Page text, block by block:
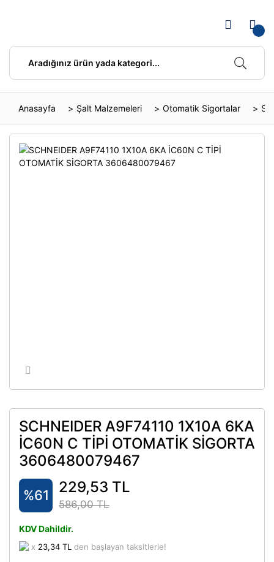
Anasayfa Şalt Malzemeleri Otomatik Sigortalar
SCHNEIDER A9F74110 1X10A 6KA
İC60N C TİPİ OTOMATİK SİGORTA
3606480079467
%61 229,53 TL
586,00 TL
KDV Dahildir.
x 23,34 TL den başlayan taksitlerle!